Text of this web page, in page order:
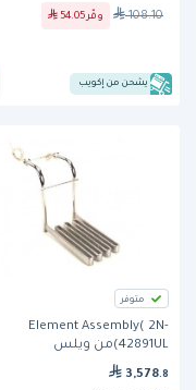
108.10 وفّر 54.05
يشحن من إكويب
متوفر
Element Assembly( 2N-
42891UL)من ويلس
3,578.8